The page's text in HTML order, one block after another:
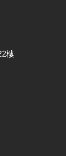
樓